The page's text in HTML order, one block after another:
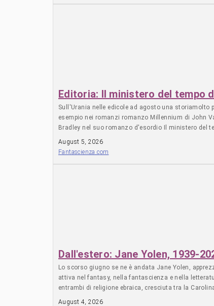
Editoria: Il ministero del tempo
Sull'Urania nelle edicole ad agosto una storiamolto
esempio nei romanzi romanzo Millennium di John
Bradley nel suo romanzo d'esordio Il ministero del
per prelevare persone dal passato preserva bene il
August 5, 2026
Fantascienza.com
Dall'estero: Jane Yolen, 1939-
Lo scorso giugno se ne è andata Jane Yolen,
attiva nel fantasy, nella fantascienza e nella
entrambi di religione ebraica, cresciuta tra la
Petticoats, cominciando una carriera che la porterà
August 4, 2026